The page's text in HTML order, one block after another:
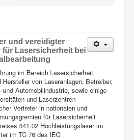
und vereidigter
Lasersicherheit bei
im Bereich Lasersicherheit
von Laseranlagen, Betreiber,
Automobilindustrie, sowie einige
und Laserzentren
Vertreter in nationalen und
für Lasersicherheit
841.02 Hochleistungslaser im
im TC 76 des IEC